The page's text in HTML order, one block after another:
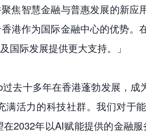
焦智慧金融与普惠发展的新应
港作为国际金融中心的优势。
国际发展提供更大支持。」
去十多年在香港蓬勃发展，
活力的科技社群。我们对于
2032年以AI赋能提供的金融